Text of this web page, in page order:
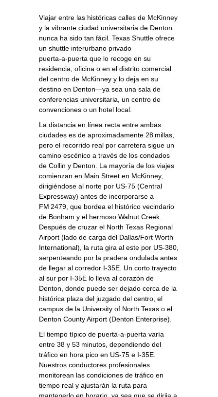
Viajar entre las históricas calles de McKinney
y la vibrante ciudad universitaria de Denton
nunca ha sido tan fácil. Texas Shuttle ofrece
un shuttle interurbano privado
puerta‑a‑puerta que lo recoge en su
residencia, oficina o en el distrito comercial
del centro de McKinney y lo deja en su
destino en Denton—ya sea una sala de
conferencias universitaria, un centro de
convenciones o un hotel local.
La distancia en línea recta entre ambas
ciudades es de aproximadamente 28 millas,
pero el recorrido real por carretera sigue un
camino escénico a través de los condados
de Collin y Denton. La mayoría de los viajes
comienzan en Main Street en McKinney,
dirigiéndose al norte por US‑75 (Central
Expressway) antes de incorporarse a
FM 2479, que bordea el histórico vecindario
de Bonham y el hermoso Walnut Creek.
Después de cruzar el North Texas Regional
Airport (lado de carga del Dallas/Fort Worth
International), la ruta gira al este por US‑380,
serpenteando por la pradera ondulada antes
de llegar al corredor I‑35E. Un corto trayecto
al sur por I‑35E lo lleva al corazón de
Denton, donde puede ser dejado cerca de la
histórica plaza del juzgado del centro, el
campus de la University of North Texas o el
Denton County Airport (Denton Enterprise).
El tiempo típico de puerta‑a‑puerta varía
entre 38 y 53 minutos, dependiendo del
tráfico en hora pico en US‑75 e I‑35E.
Nuestros conductores profesionales
monitorean las condiciones de tráfico en
tiempo real y ajustarán la ruta para